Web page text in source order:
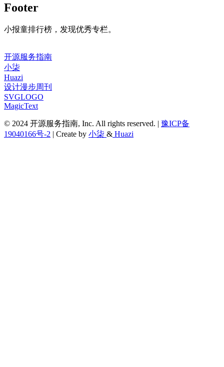
Footer
小报童排行榜，发现优秀专栏。
开源服务指南
小柒
Huazi
设计漫步周刊
SVGLOGO
MagicText
© 2024 开源服务指南, Inc. All rights reserved. | 豫ICP备
19040166号-2 | Create by 小柒 & Huazi